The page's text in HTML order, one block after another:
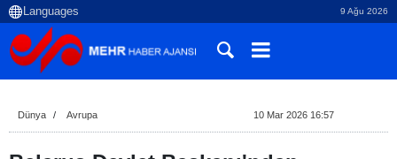
9 Ağu 2026
Dünya Avrupa 10 Mar 2026 16:57